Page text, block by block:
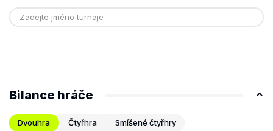
Bilance hráče
Dvouhra Čtyřhra Smíšené čtyřhry